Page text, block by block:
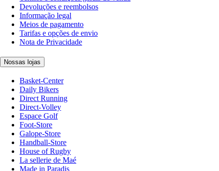
Devoluções e reembolsos
Informação legal
Meios de pagamento
Tarifas e opções de envio
Nota de Privacidade
Nossas lojas
Basket-Center
Daily Bikers
Direct Running
Direct-Volley
Espace Golf
Foot-Store
Galope-Store
Handball-Store
House of Rugby
La sellerie de Maé
Made in Paradis